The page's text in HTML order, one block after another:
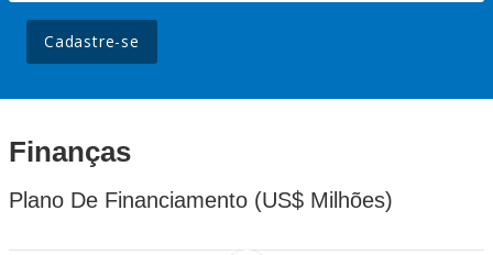
Cadastre-se
Finanças
Plano De Financiamento (US$ Milhões)